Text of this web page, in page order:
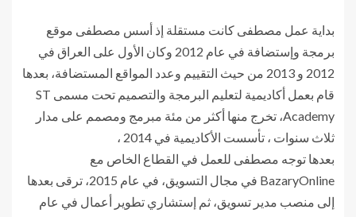
بداية عمل مصطفى كانت مستقلة إذ أسس مصطفى موقع
برمجة وإستضافة في عام 2012 وكان الأول على العراق في
2012 و 2013 من حيث التقييم وعدد المواقع المستضافة، بعدها
قام بعمل أكاديمية لتعليم البرمجة والتصميم تحت مسمى ST
Academy، تخرج منها أكثر من مئة مبرمج ومصمم على مدار
ثلاث سنوات ، تأسست الأكاديمية في 2014 ،
بعدها توجه مصطفى للعمل في القطاع الخاص مع
BazaryOnline في مجال التسويق، في عام 2015، ترقى بعدها
إلى منصب مدير تسويق، ثم إستشاري تطوير أعمال في عام